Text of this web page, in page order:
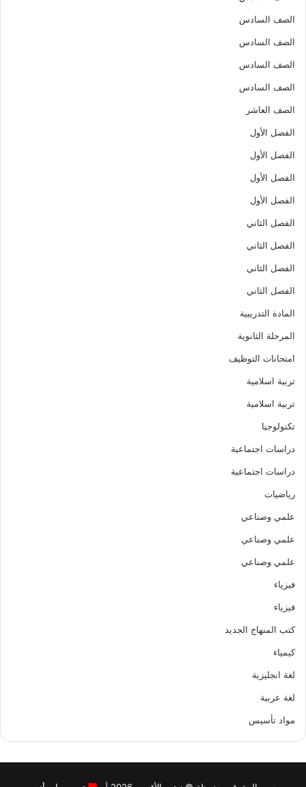
الصف السادس
الصف السادس
الصف السادس
الصف السادس
الصف العاشر
الفصل الأول
الفصل الأول
الفصل الأول
الفصل الأول
الفصل الثاني
الفصل الثاني
الفصل الثاني
الفصل الثاني
المادة التدريبية
المرحلة الثانوية
امتحانات التوظيف
تربية اسلامية
تربية اسلامية
تكنولوجيا
دراسات اجتماعية
دراسات اجتماعية
رياضيات
علمي وصناعي
علمي وصناعي
علمي وصناعي
فيزياء
فيزياء
كتب المنهاج الجديد
كيمياء
لغة انجليزية
لغة عربية
مواد تأسيس